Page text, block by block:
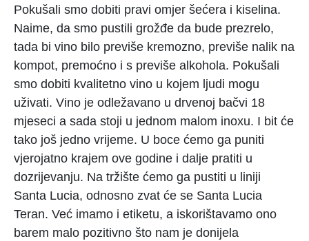
Pokušali smo dobiti pravi omjer šećera i kiselina.
Naime, da smo pustili grožđe da bude prezrelo,
tada bi vino bilo previše kremozno, previše nalik na
kompot, premoćno i s previše alkohola. Pokušali
smo dobiti kvalitetno vino u kojem ljudi mogu
uživati. Vino je odležavano u drvenoj bačvi 18
mjeseci a sada stoji u jednom malom inoxu. I bit će
tako još jedno vrijeme. U boce ćemo ga puniti
vjerojatno krajem ove godine i dalje pratiti u
dozrijevanju. Na tržište ćemo ga pustiti u liniji
Santa Lucia, odnosno zvat će se Santa Lucia
Teran. Već imamo i etiketu, a iskorištavamo ono
barem malo pozitivno što nam je donijela